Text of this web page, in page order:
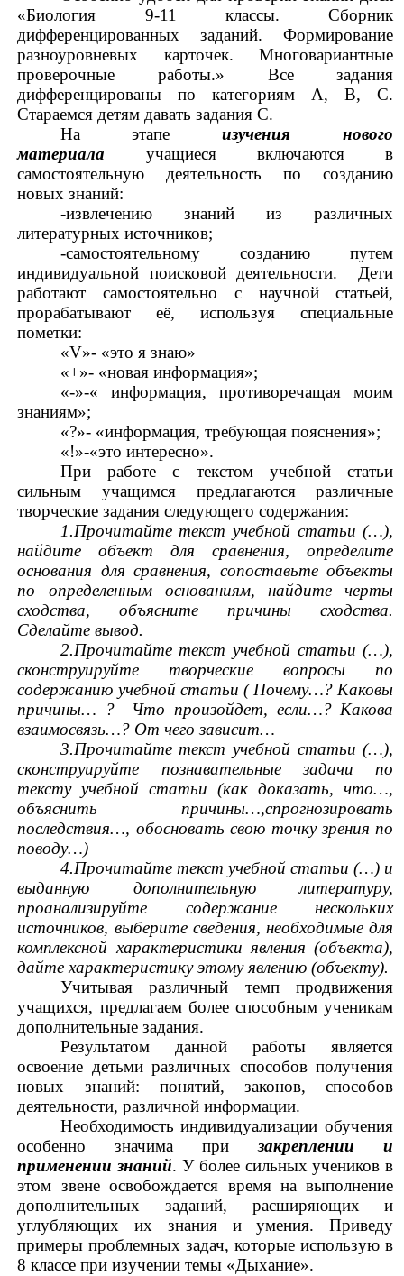
«Биология 9-11 классы. Сборник
дифференцированных заданий. Формирование
разноуровневых карточек. Многовариантные
проверочные работы.» Все задания
дифференцированы по категориям А, В, С.
Стараемся детям давать задания С.
На этапеизучения нового
материала учащиеся включаются в
самостоятельную деятельность по созданию
новых знаний:
-извлечению знаний из различных
литературных источников;
-самостоятельному созданию путем
индивидуальной поисковой деятельности. Дети
работают самостоятельно с научной статьей,
прорабатывают её, используя специальные
пометки:
«V»- «это я знаю»
«+»- «новая информация»;
«-»-« информация, противоречащая моим
знаниям»;
«?»- «информация, требующая пояснения»;
«!»-«это интересно».
При работе с текстом учебной статьи
сильным учащимся предлагаются различные
творческие задания следующего содержания:
1.Прочитайте текст учебной статьи (…),
найдите объект для сравнения, определите
основания для сравнения, сопоставьте объекты
по определенным основаниям, найдите черты
сходства, объясните причины сходства.
Сделайте вывод.
2.Прочитайте текст учебной статьи (…),
сконструируйте творческие вопросы по
содержанию учебной статьи ( Почему…? Каковы
причины… ? Что произойдет, если…? Какова
взаимосвязь…? От чего зависит…
3.Прочитайте текст учебной статьи (…),
сконструируйте познавательные задачи по
тексту учебной статьи (как доказать, что…,
объяснить причины…,спрогнозировать
последствия…, обосновать свою точку зрения по
поводу…)
4.Прочитайте текст учебной статьи (…) и
выданную дополнительную литературу,
проанализируйте содержание нескольких
источников, выберите сведения, необходимые для
комплексной характеристики явления (объекта),
дайте характеристику этому явлению (объекту).
Учитывая различный темп продвижения
учащихся, предлагаем более способным ученикам
дополнительные задания.
Результатом данной работы является
освоение детьми различных способов получения
новых знаний: понятий, законов, способов
деятельности, различной информации.
Необходимость индивидуализации обучения
особенно значима призакреплении и
применении знаний. У более сильных учеников в
этом звене освобождается время на выполнение
дополнительных заданий, расширяющих и
углубляющих их знания и умения. Приведу
примеры проблемных задач, которые использую в
8 классе при изучении темы «Дыхание».